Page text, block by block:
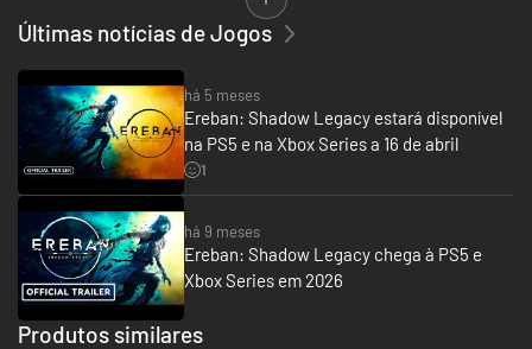
Evite ou mate. Perdoe ou consuma. Salve ou condene. Em um mundo
onde as ações vão além do bem e do mal... até onde você irá para
Enfrente cada nível com sua própria estratégia. Use seus poderes para
se mover como um fantasma ou atacar das sombras neste jogo de
furtividade acelerado que combina plataforma e quebra-cabeças.
Explore as ruínas de cidades sem vida, infiltre-se em instalações de
ficção científica esculpidas em templos antigos e forje alianças para
desvendar o mistério de quem você é e o que aconteceu com seu povo.
Últimas notícias de Jogos
há 5 meses
Ereban: Shadow Legacy estará disponível
na PS5 e na Xbox Series a 16 de abril
1
há 9 meses
Ereban: Shadow Legacy chega à PS5 e
Xbox Series em 2026
Produtos similares